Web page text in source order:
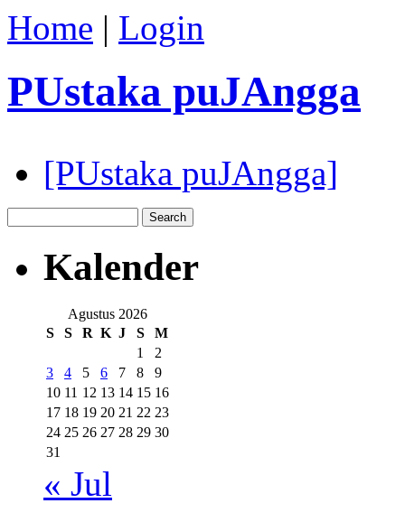
Home | Login
PUstaka puJAngga
[PUstaka puJAngga]
Kalender
Agustus 2026
S
S R K J S
M
1
2
3
4 5 6 7 8
9
10 11 12 13 14 15 16
17 18 19 20 21 22 23
24 25 26 27 28 29 30
31
« Jul